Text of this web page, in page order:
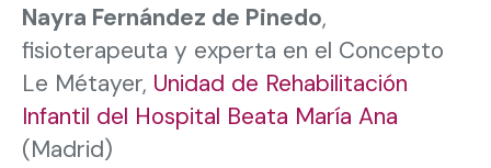
Nayra Fernández de Pinedo,
fisioterapeuta y experta en el Concepto
Le Métayer, Unidad de Rehabilitación
Infantil del Hospital Beata María Ana
(Madrid)